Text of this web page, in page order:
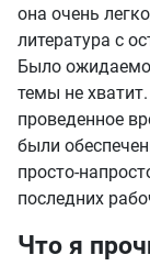
она очень
литература с
Было
темы не
проведенное
были
просто-
последних
Что я